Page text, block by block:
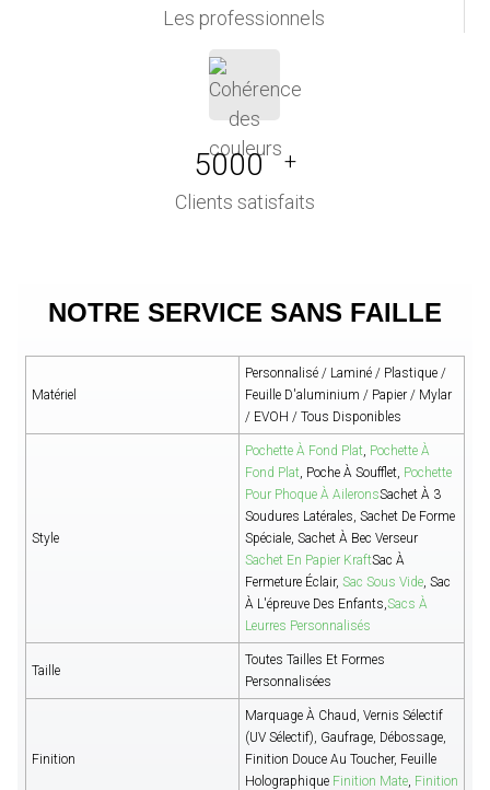
Les professionnels
5000 +
Clients satisfaits
NOTRE SERVICE SANS FAILLE
Matériel
Personnalisé / Laminé / Plastique /
Feuille D'aluminium / Papier / Mylar
/ EVOH / Tous Disponibles
Style
Pochette À Fond Plat Pochette À
Fond Plat , Poche À Soufflet, Pochette
Pour Phoque À AileronsSachet À 3
Soudures Latérales, Sachet De Forme
Spéciale, Sachet À Bec Verseur
Sachet En Papier KraftSac À
Fermeture Éclair, Sac Sous Vide, Sac
À L'épreuve Des Enfants, Sacs À
Leurres Personnalisés
Taille
Toutes Tailles Et Formes
Personnalisées
Finition
Marquage À Chaud, Vernis Sélectif
(UV Sélectif), Gaufrage, Débossage,
Finition Douce Au Toucher, Feuille
Holographique Finition Mate, Finition